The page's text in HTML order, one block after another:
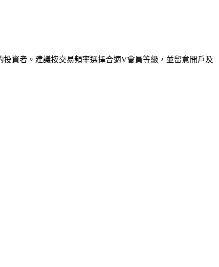
資者。建議按交易頻率選擇合適V會員等級，並留意開戶及